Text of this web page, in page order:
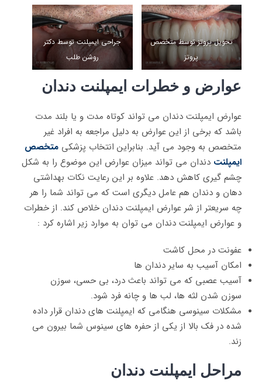
تحویل پروتز توسط متخصص
پروتز
جراحی ایمپلنت توسط دکتر
روشن طلب
عوارض و خطرات ایمپلنت دندان
عوارض ایمپلنت دندان می تواند کوتاه مدت و یا بلند مدت
باشد که برخی از این عوارض به دلیل مراجعه به افراد غیر
متخصص به وجود می آید. بنابراین انتخاب پزشکی متخصص
ایمپلنت دندان می تواند میزان عوارض این موضوع را به شکل
چشم گیری کاهش دهد. علاوه بر این رعایت نکات بهداشتی
دهان و دندان هم عامل دیگری است که می تواند شما را هر
چه سریعتر از شر عوارض ایمپلنت دندان خلاص کند. از خطرات
و عوارض ایمپلنت دندان می توان به موارد زیر اشاره کرد :
عفونت در محل کاشت
امکان آسیب به سایر دندان ها
آسیب عصبی که می تواند باعث درد، بی حسی، سوزن
سوزن شدن لثه ها، لب ها و چانه فرد شود.
مشکلات سینوسی هنگامی که ایمپلنت های دندان قرار داده
شده در فک بالا از یکی از حفره های سینوس شما بیرون می
زند.
مراحل ایمپلنت دندان